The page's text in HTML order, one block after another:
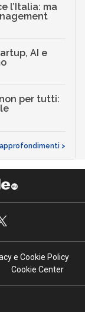
l’Italia: ma
AI e
per tutti:
>
e Cookie Policy
Cookie Center